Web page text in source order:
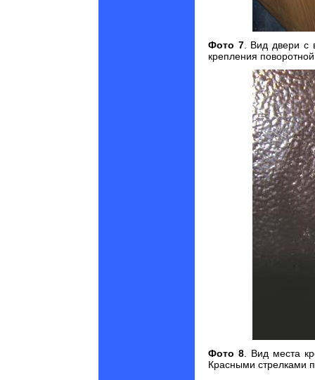
Фото 7. Вид двери с
крепления
Фото 8 . Вид места
Красными стрелками